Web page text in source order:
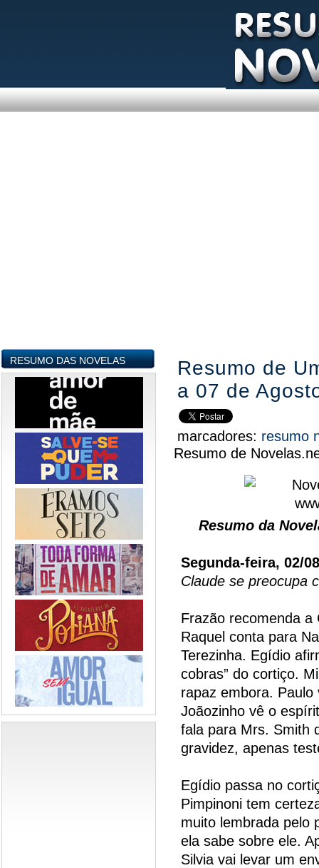
RESUMO DAS NOVELAS
Resumo de
a 07 de
marcadores: resumo
Resumo de
Resumo da
Segunda-feira, 02/
Claude se preocupa
Frazão recomenda
Raquel conta para
Terezinha. Egídio
cobras” do cortiço.
rapaz embora.
Joãozinho vê o
fala para Mrs. Smith
gravidez, apenas
Egídio passa no
Pimpinoni tem
muito lembrada pelo
ela sabe sobre ele.
Silvia vai levar um